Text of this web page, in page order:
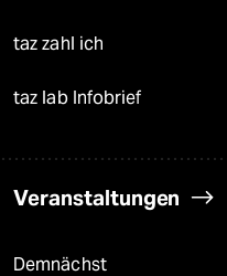
taz zahl ich
taz lab Infobrief
Veranstaltungen
Demnächst